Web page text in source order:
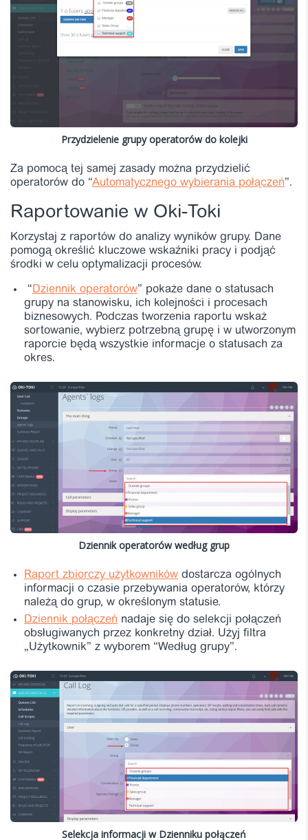
Przydzielenie grupy operatorów do kolejki
Za pomocą tej samej zasady można przydzielić
operatorów do “Automatycznego wybierania połączeń”.
Raportowanie w Oki-Toki
Korzystaj z raportów do analizy wyników grupy. Dane
pomogą określić kluczowe wskaźniki pracy i podjąć
środki w celu optymalizacji procesów.
“Dziennik operatorów” pokaże dane o statusach
grupy na stanowisku, ich kolejności i procesach
biznesowych. Podczas tworzenia raportu wskaż
sortowanie, wybierz potrzebną grupę i w utworzonym
raporcie będą wszystkie informacje o statusach za
okres.
Dziennik operatorów według grup
Raport zbiorczy użytkowników dostarcza ogólnych
informacji o czasie przebywania operatorów, którzy
należą do grup, w określonym statusie.
Dziennik połączeń nadaje się do selekcji połączeń
obsługiwanych przez konkretny dział. Użyj filtra
„Użytkownik” z wyborem “Według grupy”.
Selekcja informacji w Dzienniku połączeń